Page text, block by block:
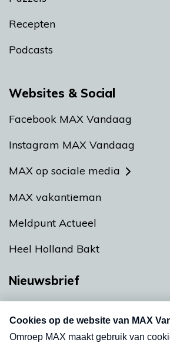
Recepten
Podcasts
Websites & Social
Facebook MAX Vandaag
Instagram MAX Vandaag
MAX op sociale media
MAX vakantieman
Meldpunt Actueel
Heel Holland Bakt
Nieuwsbrief
nieuwsbrief. Elke vrijdag- en
uw mailbox.